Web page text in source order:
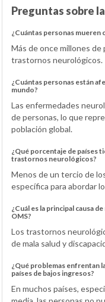
Preguntas sobre
¿Cuántas personas
Más de once millones de
trastornos neurológicos.
¿Cuántas personas están
mundo?
Las enfermedades
de personas, lo que
población global.
¿Qué porcentaje de países
trastornos neurológicos?
Menos de un tercio de
específica para abordar
¿Cuál es la principal causa
OMS?
Los trastornos
de mala salud y
¿Qué problemas enfrentan
países de bajos ingresos?
En muchos países,